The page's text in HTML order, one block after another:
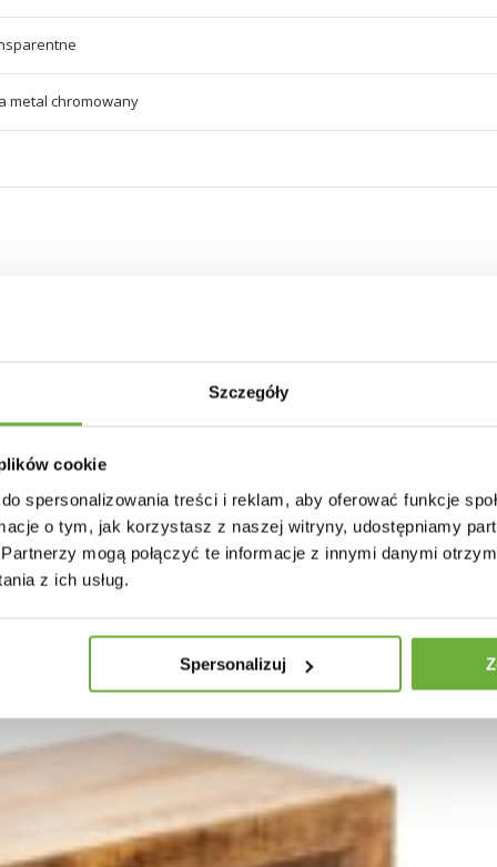
Szczegóły
cookie
spersonalizowania treści i reklam, aby oferować funkcje
o tym, jak korzystasz z naszej witryny, udostępniamy
mogą połączyć te informacje z innymi danymi
z ich usług.
Spersonalizuj
metal chromowany